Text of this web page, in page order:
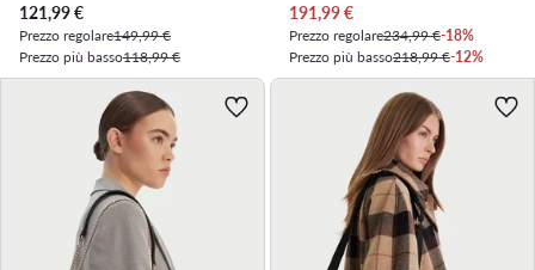
Prezzo attuale
121,99€
Prezzo regolare149,99 €
Prezzo più basso118,99 €
Prezzo attuale
191,99€
Prezzo regolare234,99 €-18%
Prezzo più basso218,99 €-12%